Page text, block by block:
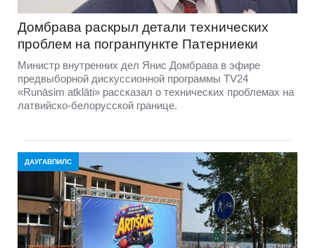
Домбравa раскрыл детали технических
проблем на погранпункте Патерниеки
Министр внутренних дел Янис Домбрава в эфире
предвыборной дискуссионной программы TV24
«Runāsim atklāti» рассказал о технических проблемах на
латвийско-белорусской границе.
ДАУГАВПИЛС